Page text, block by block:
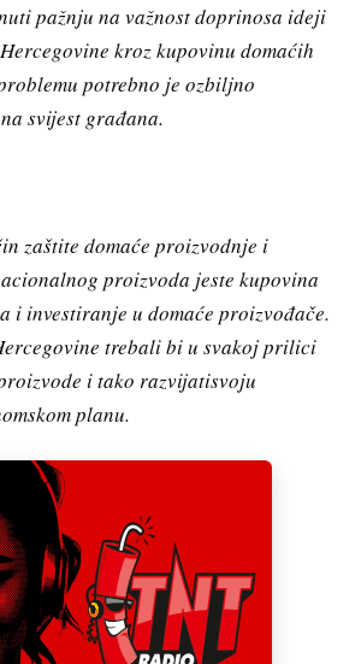
pažnju na važnost doprinosa ideji
kroz kupovinu domaćih
potrebno je ozbiljno
svijest građana.
zaštite domaće proizvodnje i
proizvoda jeste kupovina
i investiranje u domaće proizvođače.
trebali bi u svakoj prilici
i tako razvijatisvoju
planu.